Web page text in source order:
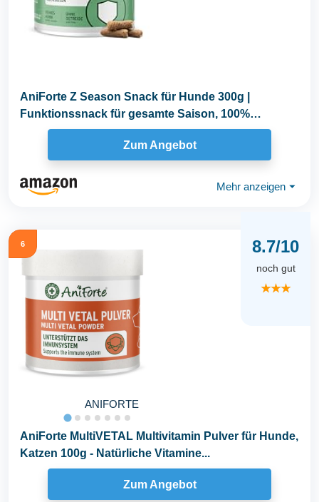
AniForte Z Season Snack für Hunde 300g |
Funktionssnack für gesamte Saison, 100%
natürlich mit...
Zum Angebot
Mehr anzeigen ⏷
6
ANIFORTE
8.7/10
noch gut
★★★
AniForte MultiVETAL Multivitamin Pulver für Hunde,
Katzen 100g - Natürliche Vitamine...
Zum Angebot